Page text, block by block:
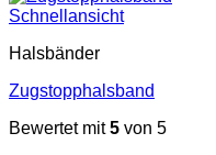
Schnellansicht
Halsbänder
Zugstopphalsband
Bewertet mit5 von 5